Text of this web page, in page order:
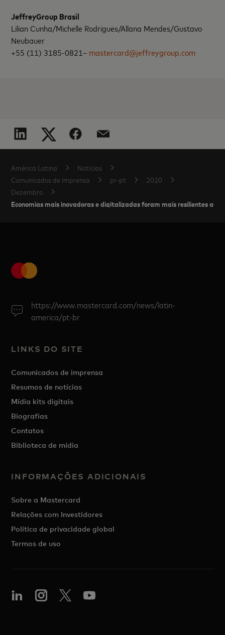
JeffreyGroup Brasil
Lilian Cunha/Michelle Rodrigues/Allana Mendes/Gustavo
Neubauer
+55 (11) 3185-0821– mastercard@jeffreygroup.com
América Latina
Notícias
Comunicados de imprensa
pr-pt
2020
Dezembro
Economias mais inovadoras e digitalizadas foram mais resilientes
https://www.mastercard.com/news/latin-
america/pt-br
LINKS DO SITE
Comunicados de imprensa
Resumos de notícias
Mídia kits digitais
Biografias
Contatos
Biblioteca de mídia
INFORMAÇÕES ADICIONAIS
Sobre a Mastercard
Relações com Investidores
Política de privacidade global
Termos de uso